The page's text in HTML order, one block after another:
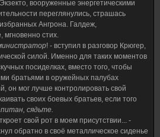
вооруженные энергетическими
переглянулись, страшась
Ангрона. Галдеж,
стих.
! - вступил в разговор Крюгер,
силой. Именно для таких моментов
посиделках, вместо того, чтобы
братьями в оружейных палубах
он мог лучше контролировать свой
своих боевых братьев, если того
сядьте.
свой рот в моем присутствии... -
обратно в своё металлическое сиденье